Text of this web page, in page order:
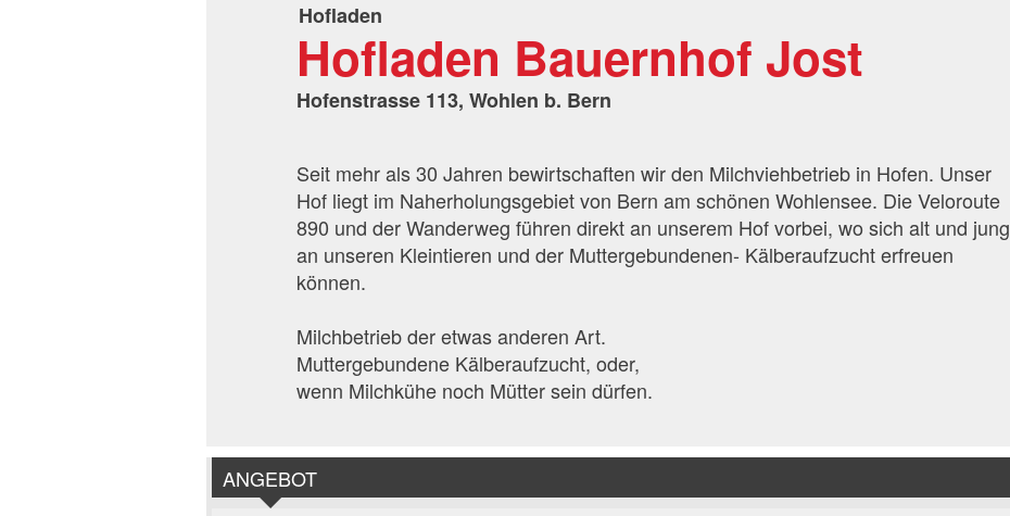
Hofladen
Hofladen Bauernhof Jost
Hofenstrasse 113, Wohlen b. Bern
Seit mehr als 30 Jahren bewirtschaften wir den Milchviehbetrieb in Hofen. Unser
Hof liegt im Naherholungsgebiet von Bern am schönen Wohlensee. Die Veloroute
890 und der Wanderweg führen direkt an unserem Hof vorbei, wo sich alt und jung
an unseren Kleintieren und der Muttergebundenen- Kälberaufzucht erfreuen
können.
Milchbetrieb der etwas anderen Art.
Muttergebundene Kälberaufzucht, oder,
wenn Milchkühe noch Mütter sein dürfen.
ANGEBOT